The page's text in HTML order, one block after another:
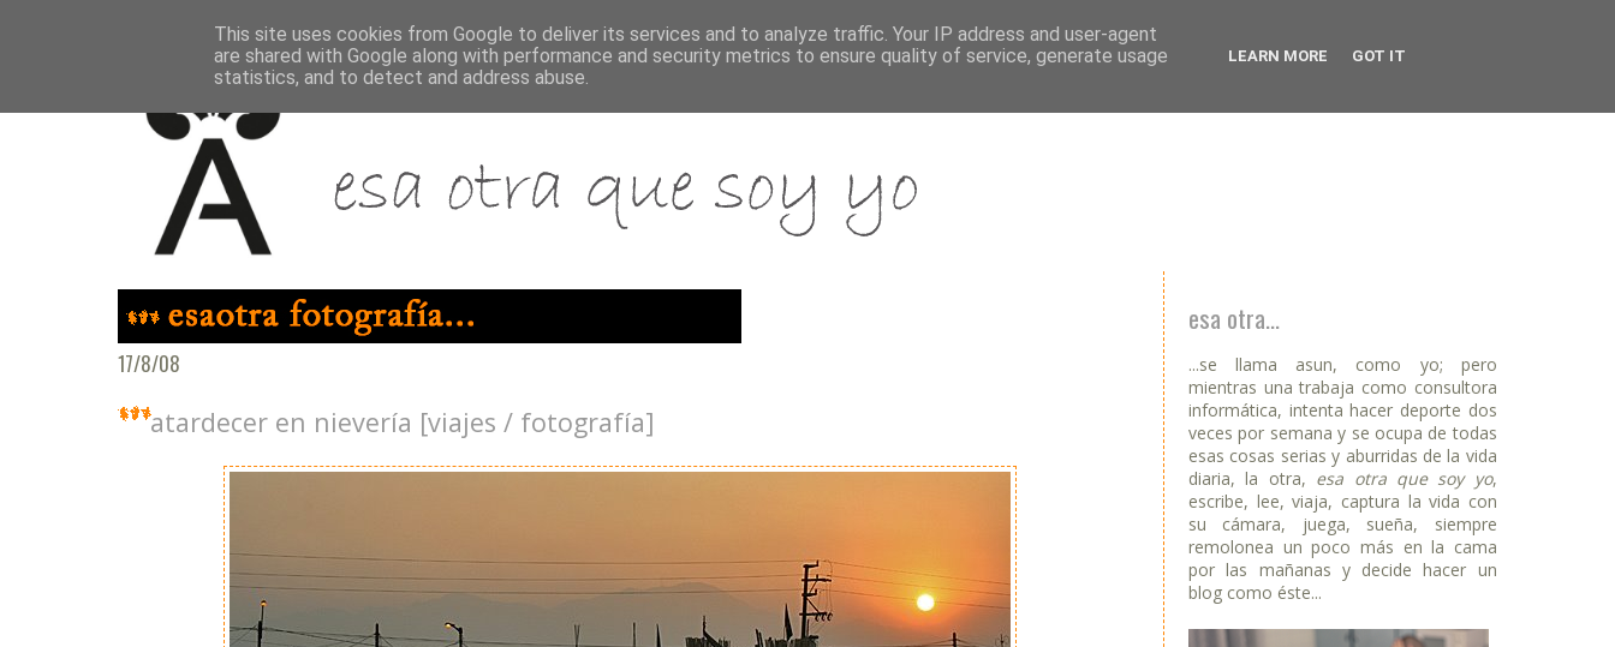
17/8/08
atardecer en nievería [viajes / fotografía]
esa otra...
...se llama asun, como yo; pero
mientras una trabaja como consultora
informática, intenta hacer deporte dos
veces por semana y se ocupa de todas
esas cosas serias y aburridas de la vida
diaria, la otra, esa otra que soy yo,
escribe, lee, viaja, captura la vida con
su cámara, juega, sueña, siempre
remolonea un poco más en la cama
por las mañanas y decide hacer un
blog como éste...
This site uses cookies from Google to deliver its services and to analyze traffic. Your IP address and user-agent
are shared with Google along with performance and security metrics to ensure quality of service, generate usage
statistics, and to detect and address abuse.
LEARN MORE GOT IT